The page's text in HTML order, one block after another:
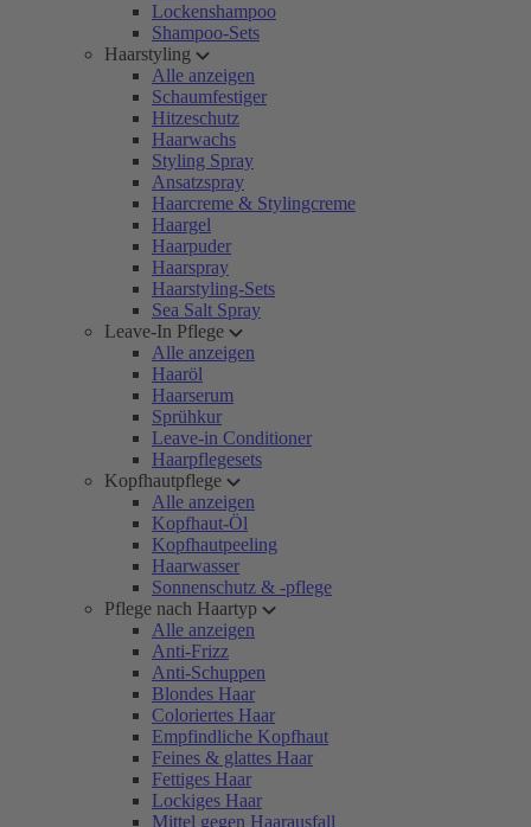
Lockenshampoo
Shampoo-Sets
Haarstyling
Alle anzeigen
Schaumfestiger
Hitzeschutz
Haarwachs
Styling Spray
Ansatzspray
Haarcreme & Stylingcreme
Haargel
Haarpuder
Haarspray
Haarstyling-Sets
Sea Salt Spray
Leave-In Pflege
Alle anzeigen
Haaröl
Haarserum
Sprühkur
Leave-in Conditioner
Haarpflegesets
Kopfhautpflege
Alle anzeigen
Kopfhaut-Öl
Kopfhautpeeling
Haarwasser
Sonnenschutz & -pflege
Pflege nach Haartyp
Alle anzeigen
Anti-Frizz
Anti-Schuppen
Blondes Haar
Coloriertes Haar
Empfindliche Kopfhaut
Feines & glattes Haar
Fettiges Haar
Lockiges Haar
Mittel gegen Haarausfall